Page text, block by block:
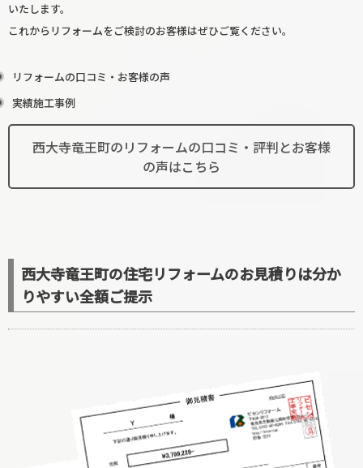
いたします。
これからリフォームをご検討のお客様はぜひご覧ください。
リフォームの口コミ・お客様の声
実績施工事例
西大寺竜王町のリフォームの口コミ・評判とお客様
の声はこちら
西大寺竜王町の住宅リフォームのお見積りは分か
りやすい全額ご提示